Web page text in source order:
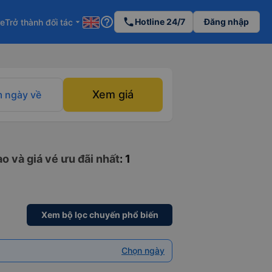
Trở thành đối tác arrow_drop_down help_outline phoneHotline 24/7 Đăng nhập
ngày về Xem giá
và giá vé ưu đãi nhất: 1
Xem bộ lọc chuyến phổ biến
Chọn ngày